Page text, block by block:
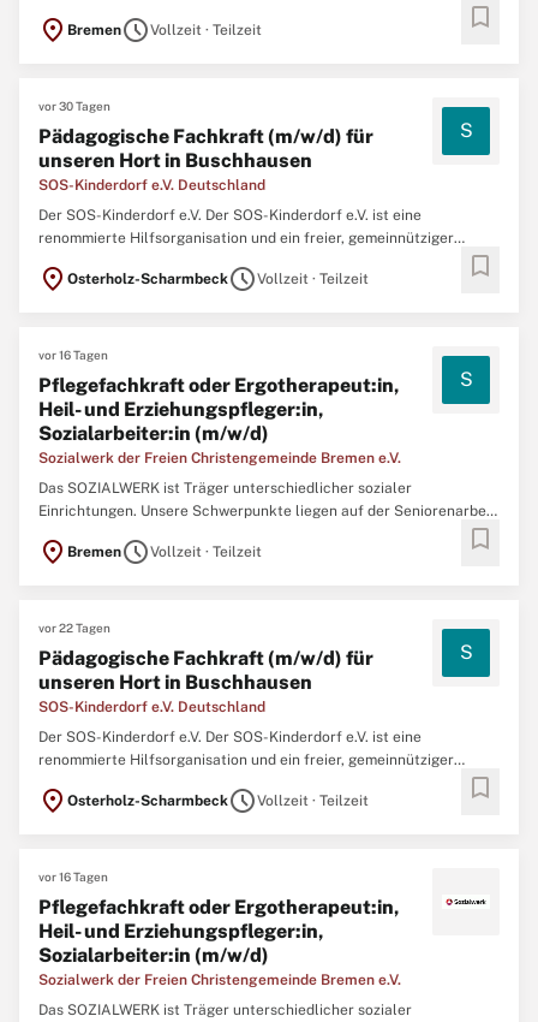
gesamten Bundesgebiet und rund 4.800 Mitarbeiterinnen und
location_on BremenscheduleVollzeit · Teilzeit bookmark
vor 30 Tagen
Pädagogische Fachkraft (m/w/d) für
unseren Hort in Buschhausen
SOS-Kinderdorf e.V. Deutschland
S
Der SOS-Kinderdorf e.V. Der SOS-Kinderdorf e.V. ist eine
renommierte Hilfsorganisation und ein freier, gemeinnütziger
gesamten Bundesgebiet und rund 5.200 Mitarbeiterinnen und
location_on Osterholz-ScharmbeckscheduleVollzeit · Teilzeit bookmark
vor 16 Tagen
Pflegefachkraft oder Ergotherapeut:in,
Heil- und Erziehungspfleger:in,
Sozialarbeiter:in (m/w/d)
Sozialwerk der Freien Christengemeinde Bremen e.V.
S
Das SOZIALWERK ist Träger unterschiedlicher sozialer
Einrichtungen. Unsere Schwerpunkte liegen auf der Seniorenarbeit,
der Unterstützung von Menschen mit psychischen Erkrankungen
und der Familien-, Kinder- und Jugendhilfe. Die Unterstützung der
location_on BremenscheduleVollzeit · Teilzeit bookmark
vor 22 Tagen
Pädagogische Fachkraft (m/w/d) für
unseren Hort in Buschhausen
SOS-Kinderdorf e.V. Deutschland
S
Der SOS-Kinderdorf e.V. Der SOS-Kinderdorf e.V. ist eine
renommierte Hilfsorganisation und ein freier, gemeinnütziger
gesamten Bundesgebiet und rund 5.200 Mitarbeiterinnen und
location_on Osterholz-ScharmbeckscheduleVollzeit · Teilzeit bookmark
vor 16 Tagen
Pflegefachkraft oder Ergotherapeut:in,
Heil- und Erziehungspfleger:in,
Sozialarbeiter:in (m/w/d)
Sozialwerk der Freien Christengemeinde Bremen e.V.
Das SOZIALWERK ist Träger unterschiedlicher sozialer